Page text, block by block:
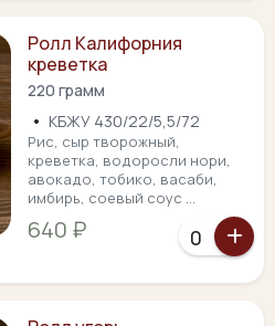
Ролл Калифорния
креветка
220 грамм
• КБЖУ 430/22/5,5/72
Рис, сыр творожный,
креветка, водоросли нори,
авокадо, тобико, васаби,
имбирь, соевый соус ...
640 ₽